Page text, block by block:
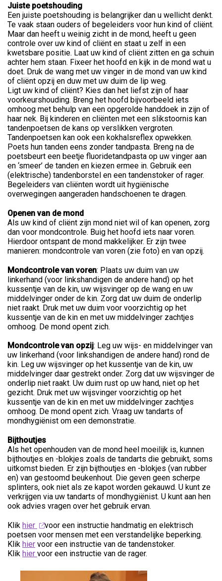
Juiste poetshouding
Een juiste poetshouding is belangrijker dan u wellicht denkt.
Te vaak staan ouders of begeleiders voor hun kind of cliënt.
Maar dan heeft u weinig zicht in de mond, heeft u geen
controle over uw kind of cliënt en staat u zelf in een
kwetsbare positie. Laat uw kind of cliënt zitten en ga schuin
achter hem staan. Fixeer het hoofd en kijk in de mond wat u
doet. Druk de wang met uw vinger in de mond van uw kind
of cliënt opzij en duw met uw duim de lip weg.
Ligt uw kind of cliënt? Kies dan het liefst zijn of haar
voorkeurshouding. Breng het hoofd bijvoorbeeld iets
omhoog met behulp van een opgerolde handdoek in zijn of
haar nek. Bij kinderen en cliënten met een slikstoornis kan
tandenpoetsen de kans op verslikken vergroten.
Tandenpoetsen kan ook een kokhalsreflex opwekken.
Poets hun tanden eens zonder tandpasta. Breng na de
poetsbeurt een beetje fluoridetandpasta op uw vinger aan
en ‘smeer’ de tanden en kiezen ermee in. Gebruik een
(elektrische) tandenborstel en een tandenstoker of rager.
Begeleiders van cliënten wordt uit hygiënische
overwegingen aangeraden handschoenen te dragen.
Openen van de mond
Als uw kind of cliënt zijn mond niet wil of kan openen, zorg
dan voor mondcontrole. Buig het hoofd iets naar voren.
Hierdoor ontspant de mond makkelijker. Er zijn twee
manieren: mondcontrole van voren (zie foto) en van opzij.
Mondcontrole van voren: Plaats uw duim van uw
linkerhand (voor linkshandigen de andere hand) op het
kussentje van de kin, uw wijsvinger op de wang en uw
middelvinger onder de kin. Zorg dat uw duim de onderlip
niet raakt. Druk met uw duim voor voorzichtig op het
kussentje van de kin en met uw middelvinger zachtjes
omhoog. De mond opent zich.
Mondcontrole van opzij: Leg uw wijs- en middelvinger van
uw linkerhand (voor linkshandigen de andere hand) rond de
kin. Leg uw wijsvinger op het kussentje van de kin, uw
middelvinger daar gestrekt onder. Zorg dat uw wijsvinger de
onderlip niet raakt. Uw duim rust op uw hand, niet op het
gezicht. Druk met uw wijsvinger voorzichtig op het
kussentje van de kin en met uw middelvinger zachtjes
omhoog. De mond opent zich. Vraag uw tandarts of
mondhygiënist om een demonstratie.
Bijthoutjes
Als het openhouden van de mond heel moeilijk is, kunnen
bijthoutjes en -blokjes zoals de tandarts die gebruikt, soms
uitkomst bieden. Er zijn bijthoutjes en -blokjes (van rubber
en) van gestoomd beukenhout. Die geven geen scherpe
splinters, ook niet als ze kapot worden gekauwd. U kunt ze
verkrijgen via uw tandarts of mondhygiënist. U kunt aan hen
ook advies vragen over het gebruik ervan.
Klik hier
voor een instructie handmatig en elektrisch
poetsen voor mensen met een verstandelijke beperking.
Klik hier voor een instructie van de tandenstoker.
Klik hier voor een instructie van de rager.